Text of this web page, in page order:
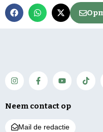
Neem contact op
Mail de redactie